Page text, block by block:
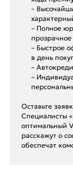
–
– Полное
– Быстрое
в день
–
–
Оставьте
Специалисты
оптимальный
расскажут о
обеспечат